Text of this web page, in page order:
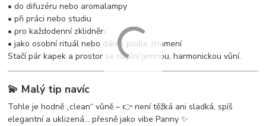
• do difuzéru nebo aromalampy
• při práci nebo studiu
• pro každodenní zklidnění
• jako osobní rituál nebo dárek podle znamení
Stačí pár kapek a prostor se naplní jemnou, harmonickou vůní.
💫 Malý tip navíc
Tohle je hodně „clean“ vůně – 👉 není těžká ani sladká, spíš
elegantní a uklizená… přesně jako vibe Panny ✨